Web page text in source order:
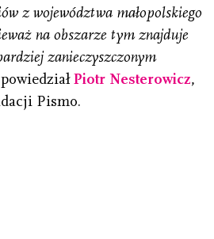
z województwa małopolskiego
na obszarze tym znajduje
zanieczyszczonym
powiedziałPiotr Nesterowicz,
Pismo.